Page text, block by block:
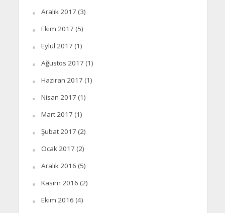
Aralık 2017 (3)
Ekim 2017 (5)
Eylül 2017 (1)
Ağustos 2017 (1)
Haziran 2017 (1)
Nisan 2017 (1)
Mart 2017 (1)
Şubat 2017 (2)
Ocak 2017 (2)
Aralık 2016 (5)
Kasım 2016 (2)
Ekim 2016 (4)